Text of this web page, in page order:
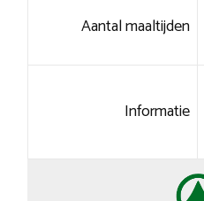
Aantal maaltijden
Informatie